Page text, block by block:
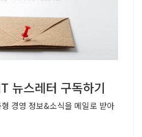
뉴스레터 구독하기
경영 정보&소식을 메일로 받아